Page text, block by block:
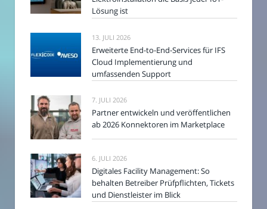
Lösung ist
13. JULI 2026
Erweiterte End-to-End-Services für IFS
Cloud Implementierung und
umfassenden Support
7. JULI 2026
Partner entwickeln und veröffentlichen
ab 2026 Konnektoren im Marketplace
6. JULI 2026
Digitales Facility Management: So
behalten Betreiber Prüfpflichten, Tickets
und Dienstleister im Blick